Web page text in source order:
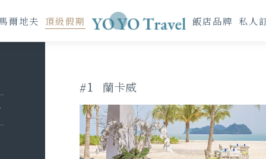
爾地夫 頂級假期 飯店品牌 私人
#1 蘭卡威